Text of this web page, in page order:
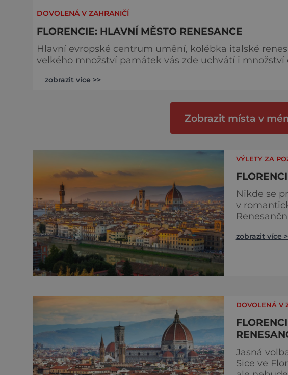
DOVOLENÁ V ZAHRANIČÍ
FLORENCIE: HLAVNÍ MĚSTO RENESANCE
Hlavní evropské centrum umění, kolébka italské
velkého množství památek vás zde uchvátí i
roku 59 před naším letopočtem na popud Julia
zobrazit více >>
Zobrazit místa v
VÝLETY ZA
Nikde se
v
malíři, sochaři a
zobrazit více
DOVOLENÁ V
Jasná
Sice ve